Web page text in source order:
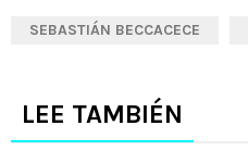
SEBASTIÁN BECCACECE
LEE TAMBIÉN